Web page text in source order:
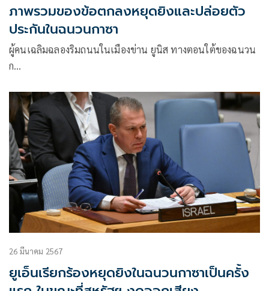
ภาพรวมของข้อตกลงหยุดยิงและปล่อยตัว
ประกันในฉนวนกาซา
ผู้คนเฉลิมฉลองริมถนนในเมืองข่าน ยูนิส ทางตอนใต้ของฉนวน
ก…
26 มีนาคม 2567
ยูเอ็นเรียกร้องหยุดยิงในฉนวนกาซาเป็นครั้ง